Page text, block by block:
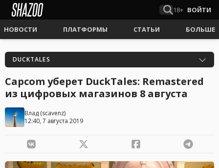
18+ ВОЙТИ
НОВОСТИ ПЛАТФОРМЫ СТАТЬИ БОЛЬШЕ
DUCKTALES
Capcom уберет DuckTales: Remastered
из цифровых магазинов 8 августа
Влад (scavenz)
12:40, 7 августа 2019